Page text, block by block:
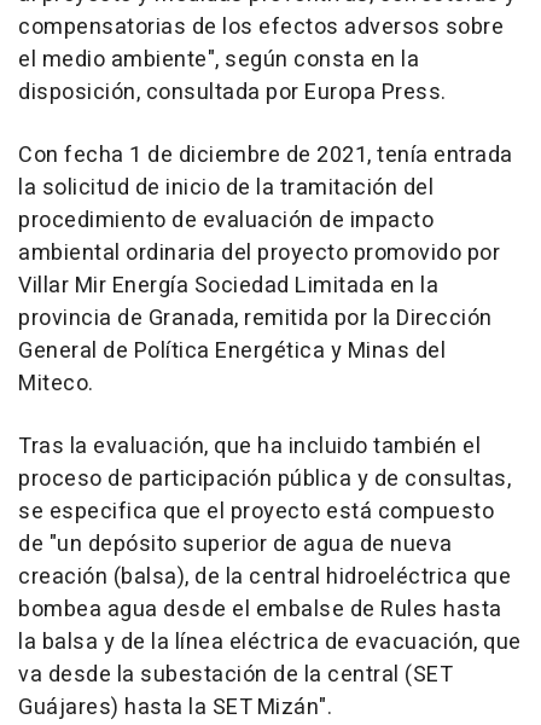
compensatorias de los efectos adversos sobre
el medio ambiente", según consta en la
disposición, consultada por Europa Press.
Con fecha 1 de diciembre de 2021, tenía entrada
la solicitud de inicio de la tramitación del
procedimiento de evaluación de impacto
ambiental ordinaria del proyecto promovido por
Villar Mir Energía Sociedad Limitada en la
provincia de Granada, remitida por la Dirección
General de Política Energética y Minas del
Miteco.
Tras la evaluación, que ha incluido también el
proceso de participación pública y de consultas,
se especifica que el proyecto está compuesto
de "un depósito superior de agua de nueva
creación (balsa), de la central hidroeléctrica que
bombea agua desde el embalse de Rules hasta
la balsa y de la línea eléctrica de evacuación, que
va desde la subestación de la central (SET
Guájares) hasta la SET Mizán".